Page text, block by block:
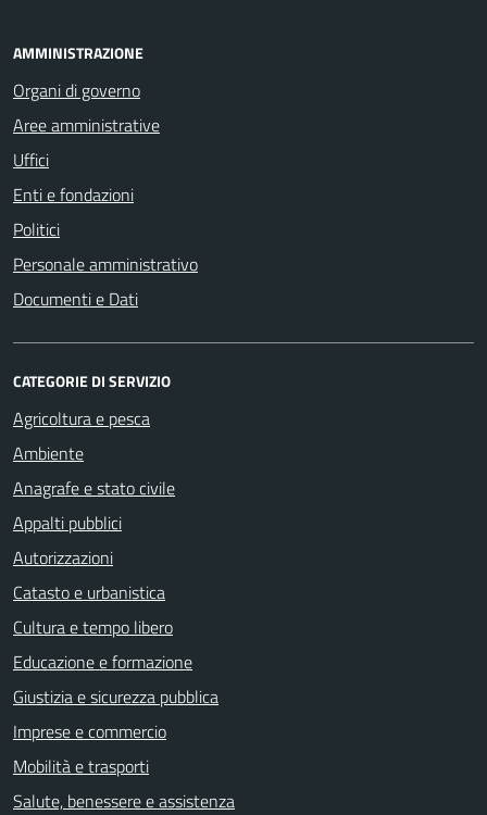
AMMINISTRAZIONE
Organi di governo
Aree amministrative
Uffici
Enti e fondazioni
Politici
Personale amministrativo
Documenti e Dati
CATEGORIE DI SERVIZIO
Agricoltura e pesca
Ambiente
Anagrafe e stato civile
Appalti pubblici
Autorizzazioni
Catasto e urbanistica
Cultura e tempo libero
Educazione e formazione
Giustizia e sicurezza pubblica
Imprese e commercio
Mobilità e trasporti
Salute, benessere e assistenza